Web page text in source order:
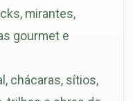
mirantes,
gourmet e
chácaras, sítios,